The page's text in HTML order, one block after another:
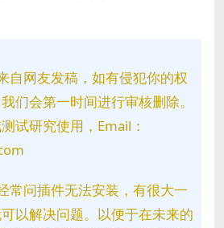
自网友发稿，如有侵犯你的权
们会第一时间进行审核删除。
试研究使用，Email：
常问插件无法安装，有很大一
以解决问题。以便于在未来的